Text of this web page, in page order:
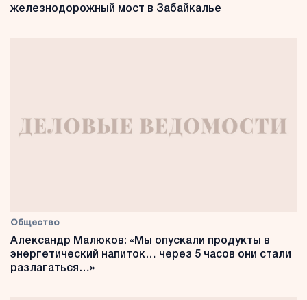
железнодорожный мост в Забайкалье
Общество
Александр Малюков: «Мы опускали продукты в
энергетический напиток… через 5 часов они стали
разлагаться…»